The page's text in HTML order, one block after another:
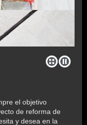
el objetivo
de reforma de
y desea en la